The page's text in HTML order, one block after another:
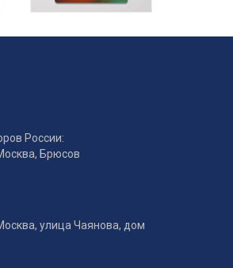
России:
Брюсов
улица Чаянова, дом